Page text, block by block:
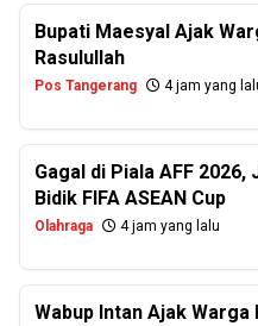
Bupati Maesyal Ajak
Rasulullah
Pos Tangerang 4 jam yang
Gagal di Piala AFF 2026,
Bidik FIFA ASEAN Cup
Olahraga 4 jam yang lalu
Wabup Intan Ajak Warga